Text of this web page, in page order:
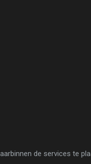
de services te